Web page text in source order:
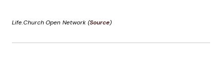
Life.Church Open Network (Source)